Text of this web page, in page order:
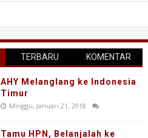
TERBARU KOMENTAR
AHY Melanglang ke Indonesia
Timur
Minggu, Januari 21, 2018
Tamu HPN, Belanjalah ke